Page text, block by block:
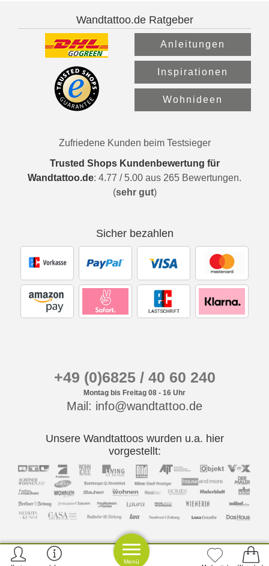
Wandtattoo.de Ratgeber
Anleitungen
Inspirationen
Wohnideen
Zufriedene Kunden beim Testsieger
Trusted Shops Kundenbewertung für
Wandtattoo.de: 4.77 / 5.00 aus 265 Bewertungen.
(sehr gut)
Sicher bezahlen
+49 (0)6825 / 40 60 240
Montag bis Freitag 08 - 16 Uhr
Mail: info@wandtattoo.de
Unsere Wandtattoos wurden u.a. hier
vorgestellt:
Menü